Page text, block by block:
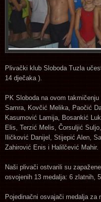
Plivački klub Sloboda Tuzla
14 dječaka ).
PK Sloboda na ovom
Samra, Kovčić Melika, Paočić
Kasumović Lamija, Bosankić
Elis, Terzić Melis, Čorsuljić
Iličković Danijel, Stijepić Alen,
Zahirović Enis i Halilčević Mahir.
Naši plivači ostvarili su
osvojenih 13 medalja: 6 zlatnih,
Pojedinačni osvajači medalja za